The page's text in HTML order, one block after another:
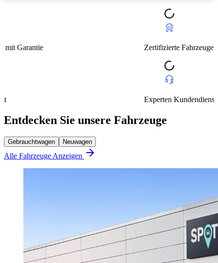
Zertifizierte Fahrzeuge mit Garantie
Entdecken Sie unsere Fahrzeuge
Gebrauchtwagen Neuwagen
Alle Fahrzeuge Anzeigen